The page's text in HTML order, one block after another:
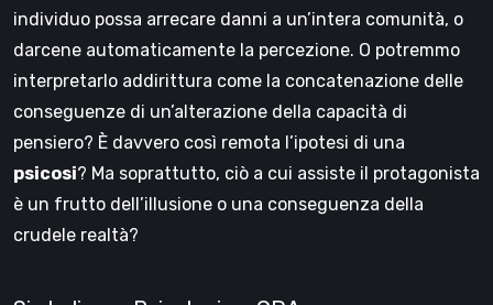
individuo possa arrecare danni a un’intera comunità, o
darcene automaticamente la percezione. O potremmo
interpretarlo addirittura come la concatenazione delle
conseguenze di un’alterazione della capacità di
pensiero? È davvero così remota l’ipotesi di una
psicosi? Ma soprattutto, ciò a cui assiste il protagonista
è un frutto dell’illusione o una conseguenza della
crudele realtà?